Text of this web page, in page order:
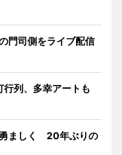
門司側をライブ配信
列、多幸アートも
勇ましく 20年ぶりの